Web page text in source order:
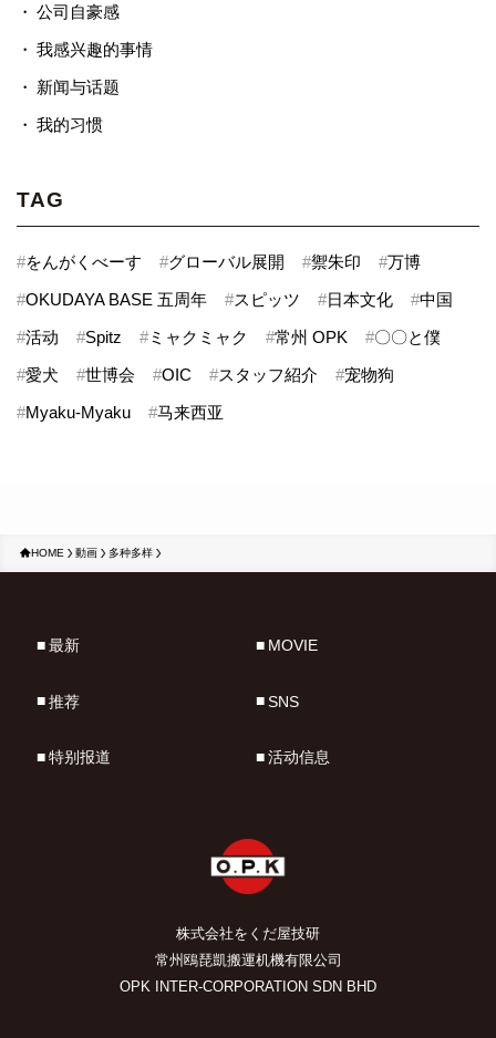
公司自豪感
我感兴趣的事情
新闻与话题
我的习惯
TAG
#をんがくべーす #グローバル展開 #禦朱印 #万博
#OKUDAYA BASE 五周年 #スピッツ #日本文化 #中国
#活动 #Spitz #ミャクミャク #常州 OPK #〇〇と僕
#愛犬 #世博会 #OIC #スタッフ紹介 #宠物狗
#Myaku-Myaku #马来西亚
HOME 動画 多种多样
株式会社をくだ屋技研
常州鴎琵凱搬運机機有限公司
OPK INTER-CORPORATION SDN BHD
最新
推荐
特别报道
MOVIE
SNS
活动信息